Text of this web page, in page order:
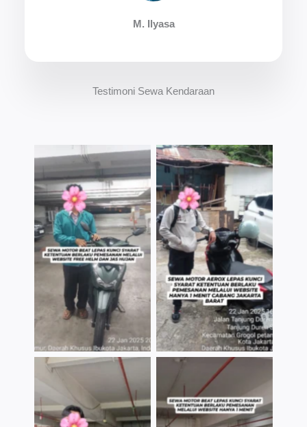
M. Ilyasa
Testimoni Sewa Kendaraan
TNo Caption TNo Caption